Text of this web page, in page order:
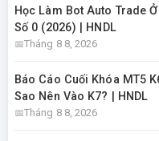
Học Làm Bot Auto Trade
Số 0 (2026) | HNDL
Tháng 8 8, 2026
Báo Cáo Cuối Khóa MT5
Sao Nên Vào K7? | HNDL
Tháng 8 8, 2026